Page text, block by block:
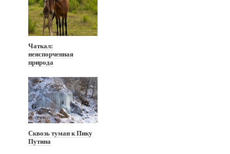
Чаткал:
неиспорченная
природа
Сквозь туман к Пику
Путина